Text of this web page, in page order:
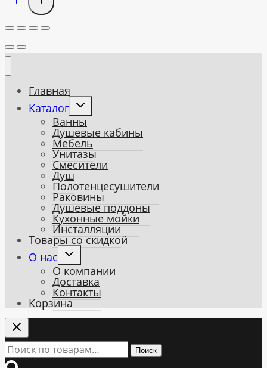
Главная
Каталог
Toggle
menu
Ванны
Душевые кабины
Мебель
Унитазы
Смесители
Душ
Полотенцесушители
Раковины
Душевые поддоны
Кухонные мойки
Инсталляции
Товары со скидкой
О нас
Toggle
menu
О компании
Доставка
Контакты
Корзина
Искать: Поиск